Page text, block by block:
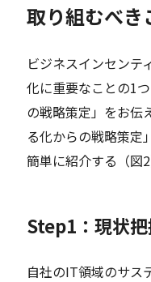
取り組むべき
ビジネスインセンテ
化に重要なことの1
の戦略策定」をお伝
る化からの戦略策定
簡単に紹介する（図2
Step1：現状
自社のIT領域のサス